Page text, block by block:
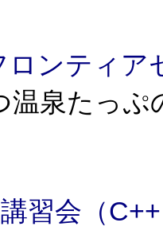
ロンティア
温泉たっぷ
習会（